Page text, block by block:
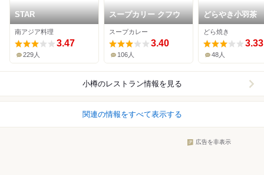
STAR
南アジア料理
3.47
229人
スープカリー クフウ
スープカレー
3.40
106人
どらやき小羽茶
どら焼き
3.33
48人
小樽のレストラン情報を見る
関連の情報をすべて表示する
広告を非表示